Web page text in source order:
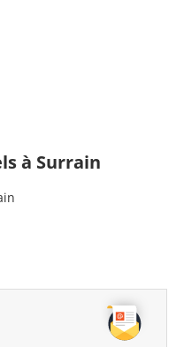
à Surrain